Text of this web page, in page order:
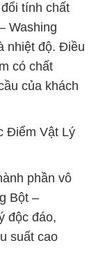
tính chất
Washing
nhiệt độ. Điều
có chất
của khách
Điểm Vật Lý
phần vô
Bột –
độc đáo,
suất cao